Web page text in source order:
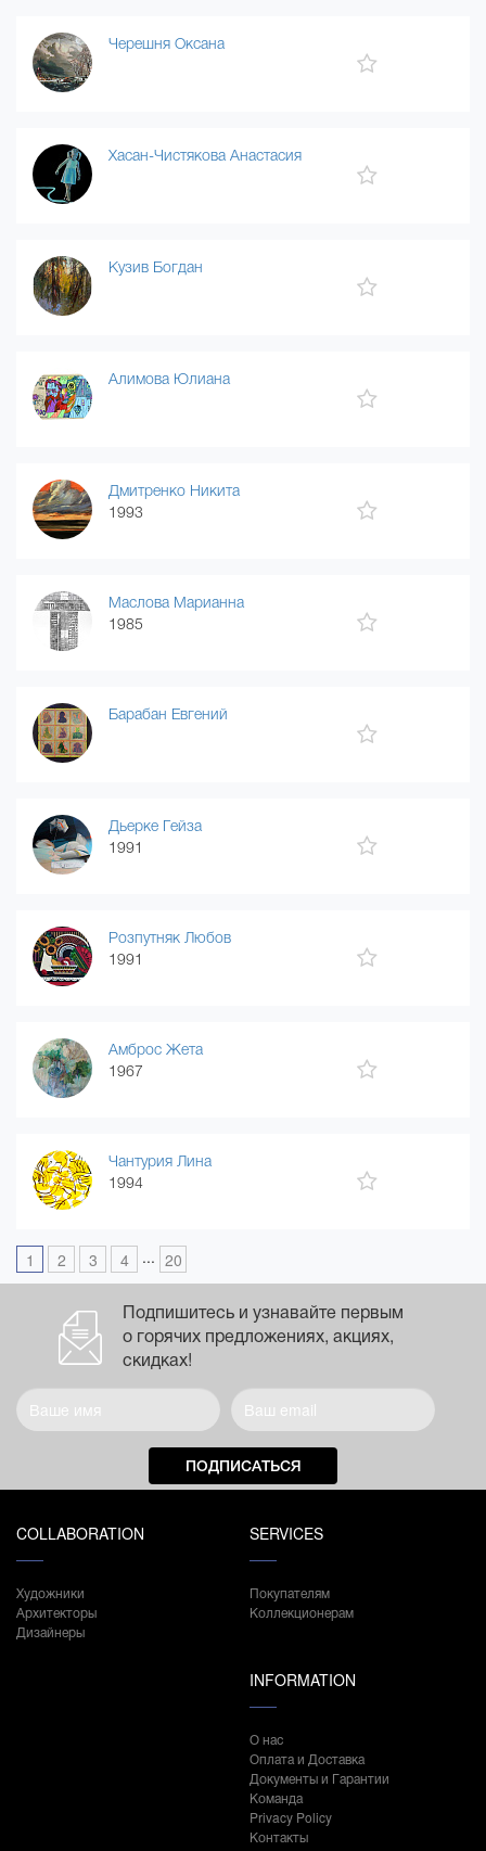
Черешня Оксана
Хасан-Чистякова Анастасия
Кузив Богдан
Алимова Юлиана
Дмитренко Никита
1993
Маслова Марианна
1985
Барабан Евгений
Дьерке Гейза
1991
Розпутняк Любов
1991
Амброс Жета
1967
Чантурия Лина
1994
1 2 3 4 ... 20
Подпишитесь и узнавайте первым
о горячих предложениях, акциях,
скидках!
ПОДПИСАТЬСЯ
COLLABORATION
Художники
Архитекторы
Дизайнеры
SERVICES
Покупателям
Коллекционерам
INFORMATION
О нас
Оплата и Доставка
Документы и Гарантии
Команда
Privacy Policy
Контакты